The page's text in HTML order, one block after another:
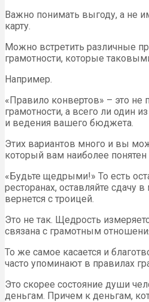
Важно понимать выгоду, а не
карту.
Можно встретить различные
грамотности, которые
Например.
«Правило конвертов» – это не
грамотности, а всего ли один
и ведения вашего бюджета.
Этих вариантов много и вы
который вам наиболее понятен
«Будьте щедрыми!» То есть
ресторанах, оставляйте сдачу
вернется с троицей.
Это не так. Щедрость
связана с грамотным
То же самое касается и
часто упоминают в правилах
Это скорее состояние души
деньгам. Причем к деньгам,